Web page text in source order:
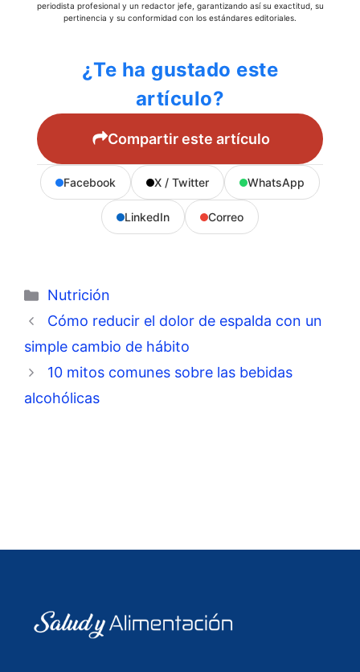
periodista profesional y un redactor jefe, garantizando así su exactitud, su
pertinencia y su conformidad con los estándares editoriales.
¿Te ha gustado este
artículo?
Compartir este artículo
Facebook X / Twitter WhatsApp
LinkedIn Correo
Categorías
Nutrición
Cómo reducir el dolor de espalda con un
simple cambio de hábito
10 mitos comunes sobre las bebidas
alcohólicas